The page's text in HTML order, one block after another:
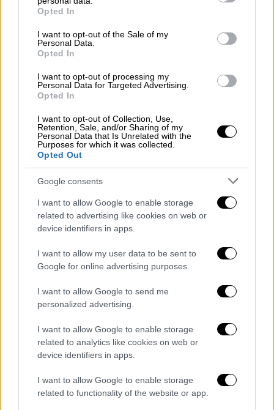
grant or deny consent to Google and its third-party tags to
use your data for below specified purposes in below Google
consent section.
Opted In
I want to opt-out of the Sale of my
Personal Data.
Opted In
I want to opt-out of processing my
Personal Data for Targeted Advertising.
Opted In
I want to opt-out of Collection, Use,
Retention, Sale, and/or Sharing of my
Personal Data that Is Unrelated with the
Purposes for which it was collected.
Opted Out
Google consents
I want to allow Google to enable storage
related to advertising like cookies on web or
device identifiers in apps.
I want to allow my user data to be sent to
Google for online advertising purposes.
I want to allow Google to send me
personalized advertising.
I want to allow Google to enable storage
related to analytics like cookies on web or
device identifiers in apps.
I want to allow Google to enable storage
related to functionality of the website or app.
αξιόπιστη λύση στη ρακέτα. Ο σέντερ της
Μακάμπι Τελ Αβίβ είναι από τους πιο
«γεμάτους» ψηλούς της διοργάνωσης, με 16+
πόντους και 6 ριμπάουντ κατά μέσο όρο.
Ευρωλίγκα και κρατά ισορροπία ανάμεσα σε
άμυνα και επίθεση. Δεν είναι απλά παίκτης
ρακέτας, μπορεί να κινηθεί σωστά και μακριά
από το καλάθι.
Τρίτος πυλώνας είναι ο Γιαμ Μαντάρ. Ο
25χρονος γκαρντ της Χάποελ Τελ Αβίβ
γνωρίζει όσο λίγοι το παιχνίδι στο μισό
γήπεδο, έχοντας μάθει από την Ευρωλίγκα να
παίζει με ταχύτητα σκέψης. Με πάνω από 6
ασίστ μέσο όρο, αποτελεί τον οργανωτή,
αλλά και παίκτη που θα πάρει προσπάθειες
όταν χρειαστεί. Ταυτόχρονα, είναι
πολύτιμος στην πίεση πάνω στην μπάλα,
δημιουργώντας προβλήματα στην αντίπαλη
Γύρω από αυτή την τριάδα χτίζεται όλο το
παιχνίδι του Ισραήλ. Το υπόλοιπο ρόστερ
έχει παίκτες που τρέχουν και παλεύουν σε
κάθε κατοχή. Όμως το βάθος που διαθέτει